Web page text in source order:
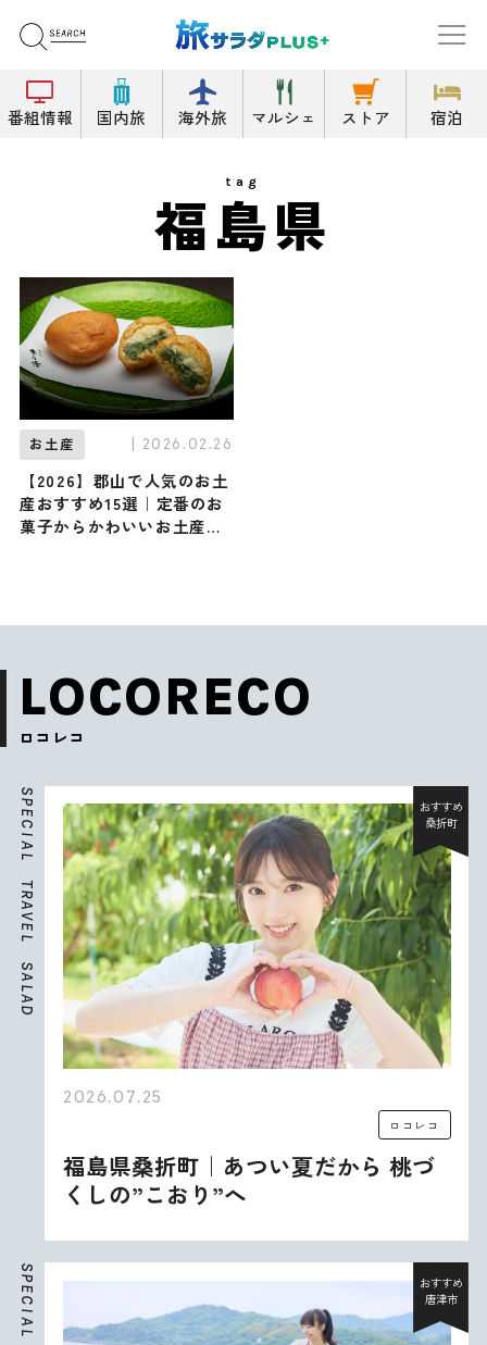
番組情報 国内旅 海外旅 マルシェ ストア 宿泊
tag
福島県
お土産 | 2026.02.26
【2026】郡山で人気のお土
産おすすめ15選｜定番のお
菓子からかわいいお土産・
LOCORECO
ロコレコ
S
P
E
C
I
A
L
T
R
A
V
E
L
S
A
L
A
D
おすすめ
桑折町
2026.07.25
ロコレコ
福島県桑折町｜あつい夏だから 桃づ
くしの”こおり”へ
S
P
E
C
I
A
L
おすすめ
唐津市